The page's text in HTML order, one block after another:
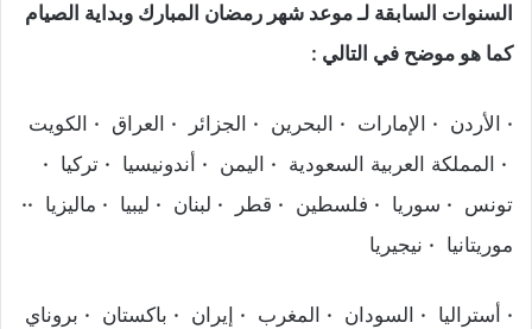
السنوات السابقة لـ موعد شهر رمضان المبارك وبداية الصيام
كما هو موضح في التالي :
· الأردن · الإمارات · البحرين · الجزائر · العراق · الكويت
· المملكة العربية السعودية · اليمن · أندونيسيا · تركيا ·
تونس · سوريا · فلسطين · قطر · لبنان · ليبيا · ماليزيا ·
·
موريتانيا · نيجيريا
· أستراليا · السودان · المغرب · إيران · باكستان · بروناي